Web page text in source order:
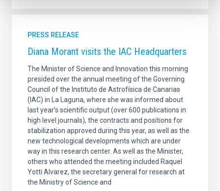
PRESS RELEASE
Diana Morant visits the IAC Headquarters
The Minister of Science and Innovation this morning
presided over the annual meeting of the Governing
Council of the Instituto de Astrofísica de Canarias
(IAC) in La Laguna, where she was informed about
last year’s scientific output (over 600 publications in
high level journals), the contracts and positions for
stabilization approved during this year, as well as the
new technological developments which are under
way in this research center. As well as the Minister,
others who attended the meeting included Raquel
Yotti Alvarez, the secretary general for research at
the Ministry of Science and